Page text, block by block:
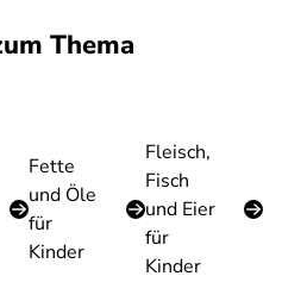
Thema
Fette
und Öle
für
Kinder
Fleisch,
Fisch
und Eier
für
Kinder